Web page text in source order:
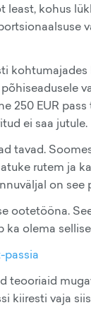
least, kohus
250 EUR
ei saa jutule.
tavad.
rutem ja
on see
ootetööna.
olema
teooriaid
kiiresti vaja